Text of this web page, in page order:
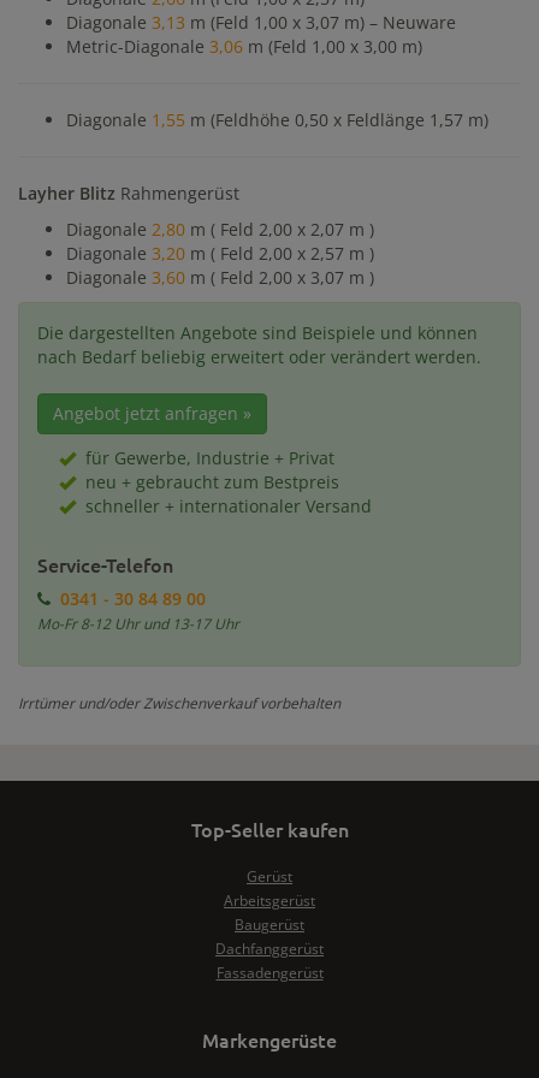
Diagonale 3,13 m (Feld 1,00 x 3,07 m) – Neuware
Metric-Diagonale 3,06 m (Feld 1,00 x 3,00 m)
Diagonale 1,55 m (Feldhöhe 0,50 x Feldlänge 1,57 m)
Layher Blitz Rahmengerüst
Diagonale 2,80 m ( Feld 2,00 x 2,07 m )
Diagonale 3,20 m ( Feld 2,00 x 2,57 m )
Diagonale 3,60 m ( Feld 2,00 x 3,07 m )
Die dargestellten Angebote sind Beispiele und können
nach Bedarf beliebig erweitert oder verändert werden.
Angebot jetzt anfragen »
für Gewerbe, Industrie + Privat
neu + gebraucht zum Bestpreis
schneller + internationaler Versand
Service-Telefon
0341 - 30 84 89 00
Mo-Fr 8-12 Uhr und 13-17 Uhr
Irrtümer und/oder Zwischenverkauf vorbehalten
Top-Seller kaufen
Gerüst
Arbeitsgerüst
Baugerüst
Dachfanggerüst
Fassadengerüst
Markengerüste